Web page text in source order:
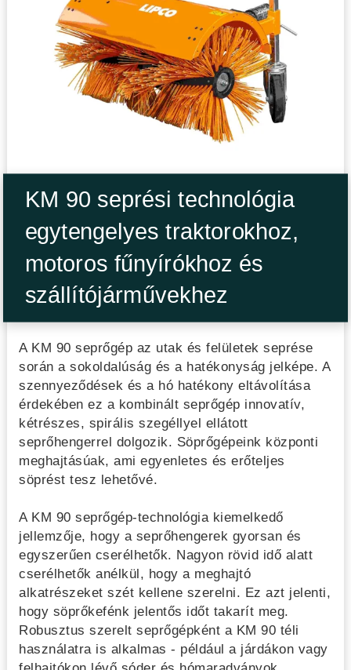
KM 90 seprési technológia
egytengelyes traktorokhoz,
motoros fűnyírókhoz és
szállítójárművekhez
A KM 90 seprőgép az utak és felületek seprése
során a sokoldalúság és a hatékonyság jelképe. A
szennyeződések és a hó hatékony eltávolítása
érdekében ez a kombinált seprőgép innovatív,
kétrészes, spirális szegéllyel ellátott
seprőhengerrel dolgozik. Söprőgépeink központi
meghajtásúak, ami egyenletes és erőteljes
söprést tesz lehetővé.
A KM 90 seprőgép-technológia kiemelkedő
jellemzője, hogy a seprőhengerek gyorsan és
egyszerűen cserélhetők. Nagyon rövid idő alatt
cserélhetők anélkül, hogy a meghajtó
alkatrészeket szét kellene szerelni. Ez azt jelenti,
hogy söprőkefénk jelentős időt takarít meg.
Robusztus szerelt seprőgépként a KM 90 téli
használatra is alkalmas - például a járdákon vagy